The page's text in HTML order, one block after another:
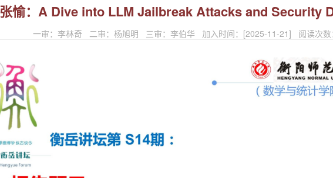
张愉：A Dive into LLM Jailbreak Attacks and Security
一审：李林奇 二审：杨旭明 三审：李伯华 加入时间：[2025-11-21] 阅读次数